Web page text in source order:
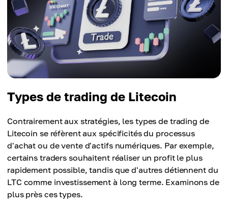
Types de trading de Litecoin
Contrairement aux stratégies, les types de trading de
Litecoin se réfèrent aux spécificités du processus
d'achat ou de vente d'actifs numériques. Par exemple,
certains traders souhaitent réaliser un profit le plus
rapidement possible, tandis que d'autres détiennent du
LTC comme investissement à long terme. Examinons de
plus près ces types.